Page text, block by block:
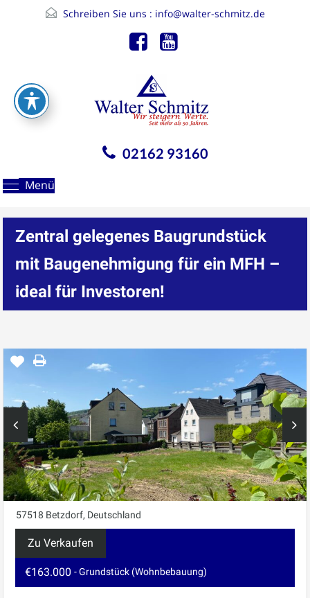
Schreiben Sie uns : info@walter-schmitz.de
02162 93160
Menü
Zentral gelegenes Baugrundstück
mit Baugenehmigung für ein MFH –
ideal für Investoren!
57518 Betzdorf, Deutschland
Zu Verkaufen
€163.000 - Grundstück (Wohnbebauung)